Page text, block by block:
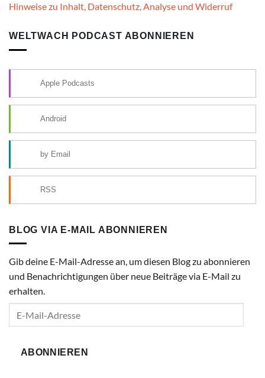
Hinweise zu Inhalt, Datenschutz, Analyse und Widerruf
WELTWACH PODCAST ABONNIEREN
Apple Podcasts
Android
by Email
RSS
BLOG VIA E-MAIL ABONNIEREN
Gib deine E-Mail-Adresse an, um diesen Blog zu abonnieren
und Benachrichtigungen über neue Beiträge via E-Mail zu
erhalten.
ABONNIEREN